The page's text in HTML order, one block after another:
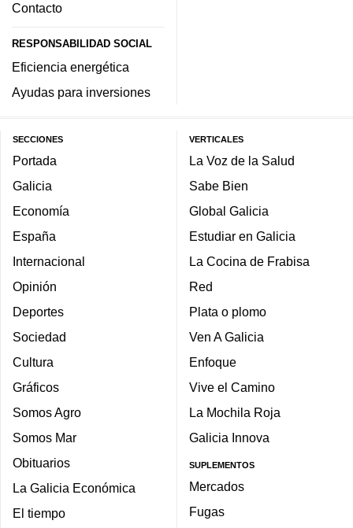
Contacto
RESPONSABILIDAD SOCIAL
Eficiencia energética
Ayudas para inversiones
SECCIONES
Portada
Galicia
Economía
España
Internacional
Opinión
Deportes
Sociedad
Cultura
Gráficos
Somos Agro
Somos Mar
Obituarios
La Galicia Económica
El tiempo
VERTICALES
La Voz de la Salud
Sabe Bien
Global Galicia
Estudiar en Galicia
La Cocina de Frabisa
Red
Plata o plomo
Ven A Galicia
Enfoque
Vive el Camino
La Mochila Roja
Galicia Innova
SUPLEMENTOS
Mercados
Fugas